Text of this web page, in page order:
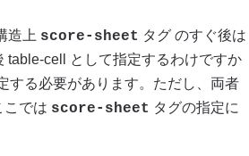
造上 score-sheet タグ のすぐ後は
table-cell として指定するわけですか
する必要があります。ただし、両者
こでは score-sheet タグの指定に